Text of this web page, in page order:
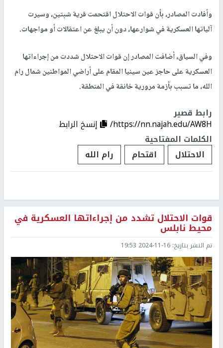
وأفادت المصادر، بأن قوات الاحتلال اقتحمت قرية شبتين، وسيرت
آلياتها العسكرية في شوارعها، دون أن يبلغ عن اعتقالات أو مواجهات.
وفي السياق، أضافت المصادر إن قوات الاحتلال شددت من إجراءاتها
العسكرية على حاجز عين سينيا المقام على أراضي المواطنين شمال رام
الله، ما تسبب بأزمة مرورية خانقة في المنطقة.
رابط قصير
https://nn.najah.edu/AW8H/
إنسخ الرابط
الكلمات المفتاحية
الاحتلال
اقتحام رام الله
قوات الاحتلال تشدد من إجراءاتها العسكرية في
محيط نابلس
تم النشر بتاريخ: 2024-11-16 19:53